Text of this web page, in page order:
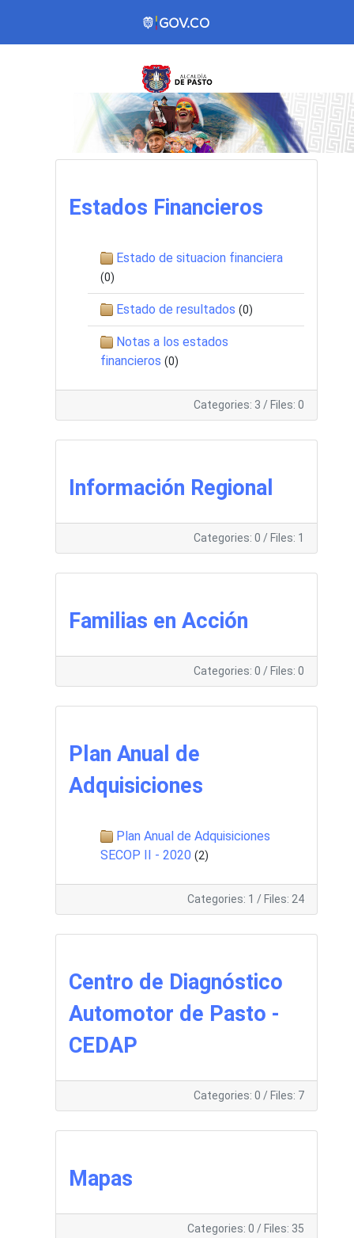
Estados Financieros
Estado de situacion financiera
(0)
Estado de resultados (0)
Notas a los estados
financieros (0)
Categories: 3 / Files: 0
Información Regional
Categories: 0 / Files: 1
Familias en Acción
Categories: 0 / Files: 0
Plan Anual de
Adquisiciones
Plan Anual de Adquisiciones
SECOP II - 2020 (2)
Categories: 1 / Files: 24
Centro de Diagnóstico
Automotor de Pasto -
CEDAP
Categories: 0 / Files: 7
Mapas
Categories: 0 / Files: 35